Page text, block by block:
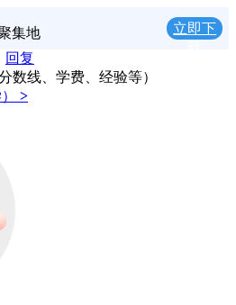
集地
立即下
回复
数线、学费、经验等）
>